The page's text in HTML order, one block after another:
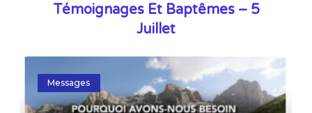
Témoignages Et Baptêmes – 5
Juillet
Messages